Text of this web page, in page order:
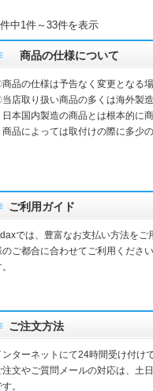
中1件～33件を表示
商品の仕様について
商品の仕様は予告なく変更となる
当店取り扱い商品の多くは海外製
本国内製造の商品とは根本的に
品によっては取付けの際に多少
ご利用ガイド
では、豊富なお支払い方法を
のご都合に合わせてご利用くださ
ご注文方法
ンターネットにて24時間受け付け
注文やご質問メールの対応は、土
。